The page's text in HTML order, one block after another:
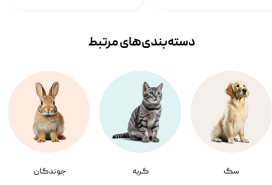
سگ گربه جوندگان
دسته‌بندی‌‌های مرتبط